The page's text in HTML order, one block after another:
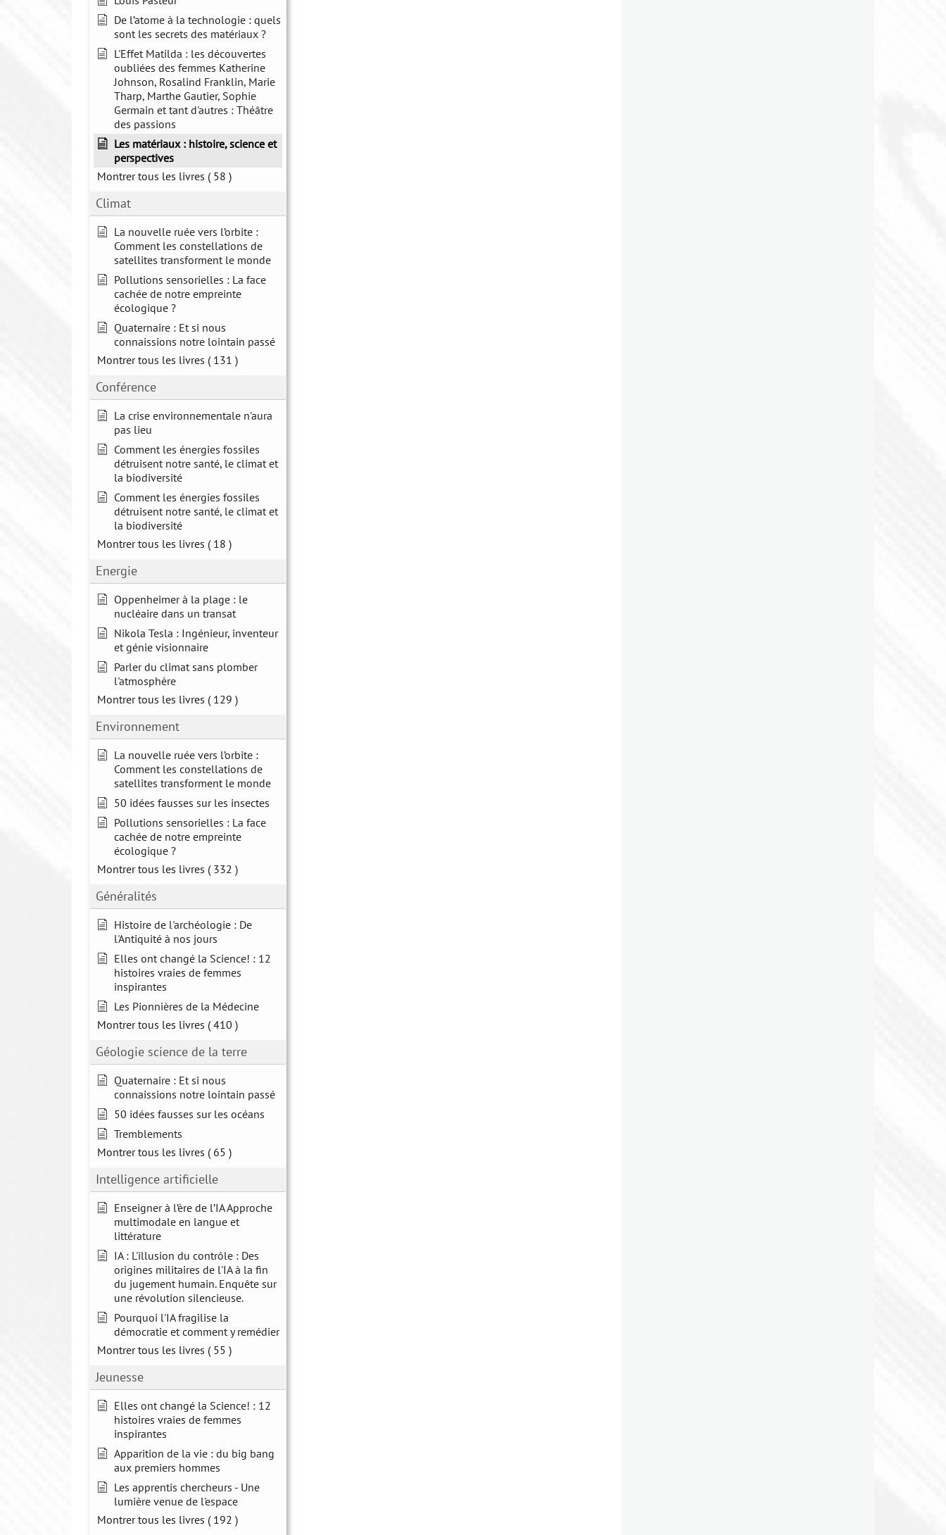
De l’atome à la technologie : quels
sont les secrets des matériaux ?
L'Effet Matilda : les découvertes
oubliées des femmes Katherine
Johnson, Rosalind Franklin, Marie
Tharp, Marthe Gautier, Sophie
Germain et tant d'autres : Théâtre
des passions
Les matériaux : histoire, science et
perspectives
Montrer tous les livres ( 58 )
Climat
La nouvelle ruée vers l’orbite :
Comment les constellations de
satellites transforment le monde
Pollutions sensorielles : La face
cachée de notre empreinte
écologique ?
Quaternaire : Et si nous
connaissions notre lointain passé
Montrer tous les livres ( 131 )
Conférence
La crise environnementale n'aura
pas lieu
Comment les énergies fossiles
détruisent notre santé, le climat et
la biodiversité
Comment les énergies fossiles
détruisent notre santé, le climat et
la biodiversité
Montrer tous les livres ( 18 )
Energie
Oppenheimer à la plage : le
nucléaire dans un transat
Nikola Tesla : Ingénieur, inventeur
et génie visionnaire
Parler du climat sans plomber
l'atmosphère
Montrer tous les livres ( 129 )
Environnement
La nouvelle ruée vers l’orbite :
Comment les constellations de
satellites transforment le monde
50 idées fausses sur les insectes
Pollutions sensorielles : La face
cachée de notre empreinte
écologique ?
Montrer tous les livres ( 332 )
Généralités
Histoire de l'archéologie : De
l'Antiquité à nos jours
Elles ont changé la Science! : 12
histoires vraies de femmes
inspirantes
Les Pionnières de la Médecine
Montrer tous les livres ( 410 )
Géologie science de la terre
Quaternaire : Et si nous
connaissions notre lointain passé
50 idées fausses sur les océans
Tremblements
Montrer tous les livres ( 65 )
Intelligence artificielle
Enseigner à l’ère de l’IA Approche
multimodale en langue et
littérature
IA : L'illusion du contrôle : Des
origines militaires de l'IA à la fin
du jugement humain. Enquête sur
une révolution silencieuse.
Pourquoi l'IA fragilise la
démocratie et comment y remédier
Montrer tous les livres ( 55 )
Jeunesse
Elles ont changé la Science! : 12
histoires vraies de femmes
inspirantes
Apparition de la vie : du big bang
aux premiers hommes
Les apprentis chercheurs - Une
lumière venue de l'espace
Montrer tous les livres ( 192 )